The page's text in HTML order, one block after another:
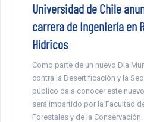
Universidad de Chile
carrera de Ingeniería en
Hídricos
Como parte de un nuevo Día
contra la Desertificación y la
público da a conocer este
será impartido por la Facultad
Forestales y de la Conservación.